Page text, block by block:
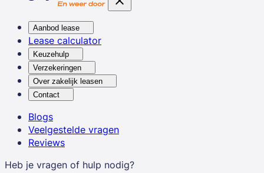
Aanbod lease
Lease calculator
Keuzehulp
Verzekeringen
Over zakelijk leasen
Contact
Blogs
Veelgestelde vragen
Reviews
Heb je vragen of hulp nodig?